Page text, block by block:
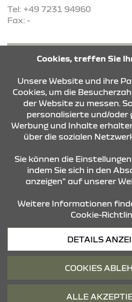
Tel: +49 7231 94960
Fax: -
ROUTE PLANEN
ANFRAGE
KONTAKT & ANFAHRT
STANDORTE
Datenschutz
© 2026 Dacia
Cookies, treffen Sie
Unsere Website und ihre
Cookies, um die
der Website zu messen.
personalisierte und/oder
Werbung und Inhalte
über die sozialen
Sie können die
indem Sie sich in den
anzeigen" auf unserer
Weitere Informationen
Cookie-
DETAILS
COOKIES
ALLE